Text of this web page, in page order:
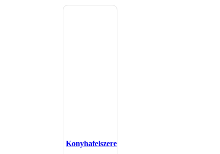
Konyhafelszerelés